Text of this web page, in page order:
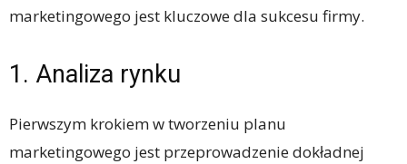
marketingowego jest kluczowe dla sukcesu firmy.
1. Analiza rynku
Pierwszym krokiem w tworzeniu planu
marketingowego jest przeprowadzenie dokładnej